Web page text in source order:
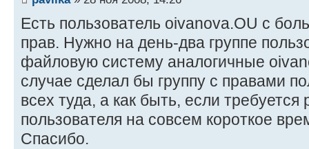
Есть пользователь oivanova.OU с
прав. Нужно на день-два группе
файловую систему аналогичные
случае сделал бы группу с правами
всех туда, а как быть, если требуется
пользователя на совсем короткое
Спасибо.